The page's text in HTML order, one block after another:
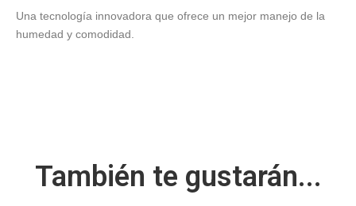
Una tecnología innovadora que ofrece un mejor manejo de la
humedad y comodidad.
También te gustarán...